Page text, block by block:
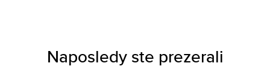
Naposledy ste prezerali